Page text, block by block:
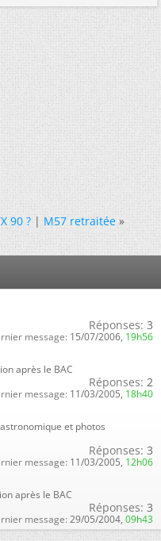
90 ?|M57 retraitée »
Réponses: 3
message: 15/07/2006, 19h56
après le BAC
Réponses: 2
message: 11/03/2005, 18h40
et photos
Réponses: 3
message: 11/03/2005, 12h06
après le BAC
Réponses: 3
message: 29/05/2004, 09h43